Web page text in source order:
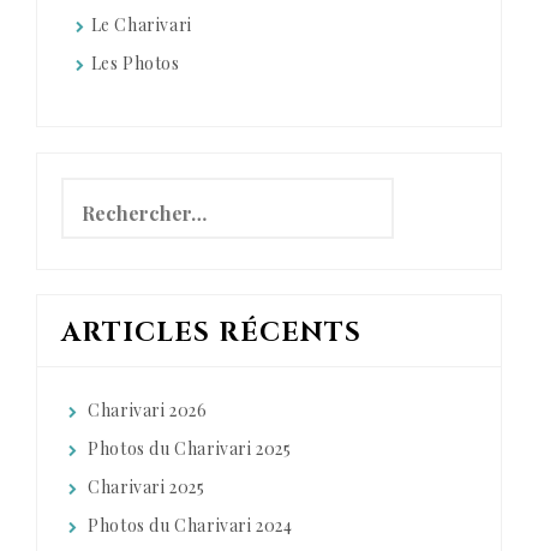
Le Charivari
Les Photos
ARTICLES RÉCENTS
Charivari 2026
Photos du Charivari 2025
Charivari 2025
Photos du Charivari 2024